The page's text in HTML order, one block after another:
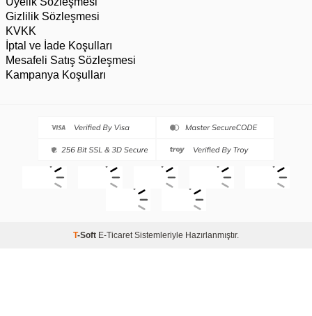
Gizlilik Sözleşmesi
KVKK
İptal ve İade Koşulları
Mesafeli Satış Sözleşmesi
Kampanya Koşulları
T-Soft E-Ticaret Sistemleriyle Hazırlanmıştır.